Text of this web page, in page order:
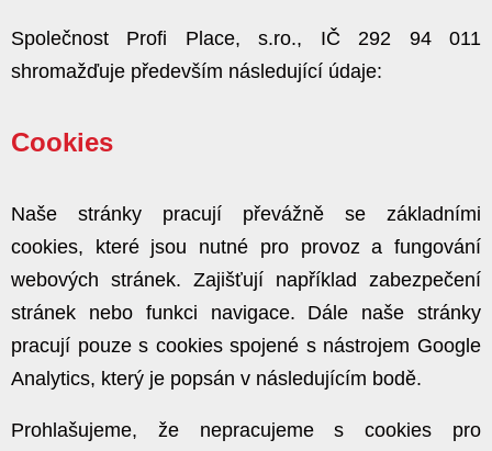
Společnost Profi Place, s.ro., IČ 292 94 011
shromažďuje především následující údaje:
Cookies
Naše stránky pracují převážně se základními
cookies, které jsou nutné pro provoz a fungování
webových stránek. Zajišťují například zabezpečení
stránek nebo funkci navigace. Dále naše stránky
pracují pouze s cookies spojené s nástrojem Google
Analytics, který je popsán v následujícím bodě.
Prohlašujeme, že nepracujeme s cookies pro